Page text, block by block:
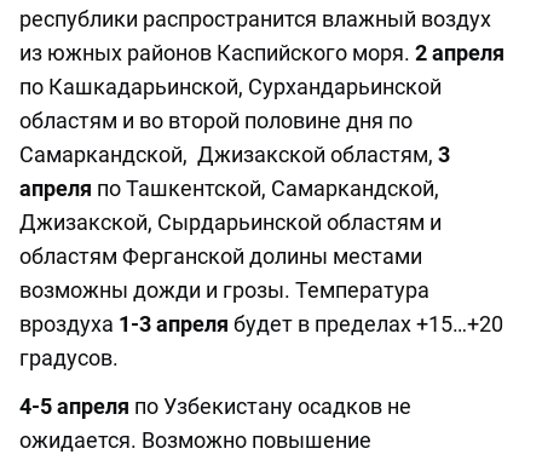
республики распространится влажный воздух
из южных районов Каспийского моря. 2 апреля
по Кашкадарьинской, Сурхандарьинской
областям и во второй половине дня по
Самаркандской, Джизакской областям, 3
апреля по Ташкентской, Самаркандской,
Джизакской, Сырдарьинской областям и
областям Ферганской долины местами
возможны дожди и грозы. Температура
вроздуха 1-3 апреля будет в пределах +15…+20
градусов.
4-5 апреля по Узбекистану осадков не
ожидается. Возможно повышение